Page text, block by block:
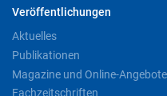
Veröffentlichungen
Aktuelles
Publikationen
Magazine und Online-Angebote
Fachzeitschriften